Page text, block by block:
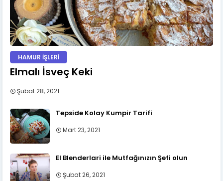
HAMUR İŞLERİ
Elmalı İsveç Keki
Şubat 28, 2021
Tepside Kolay Kumpir Tarifi
Mart 23, 2021
El Blenderlari ile Mutfağınızın Şefi olun
Şubat 26, 2021